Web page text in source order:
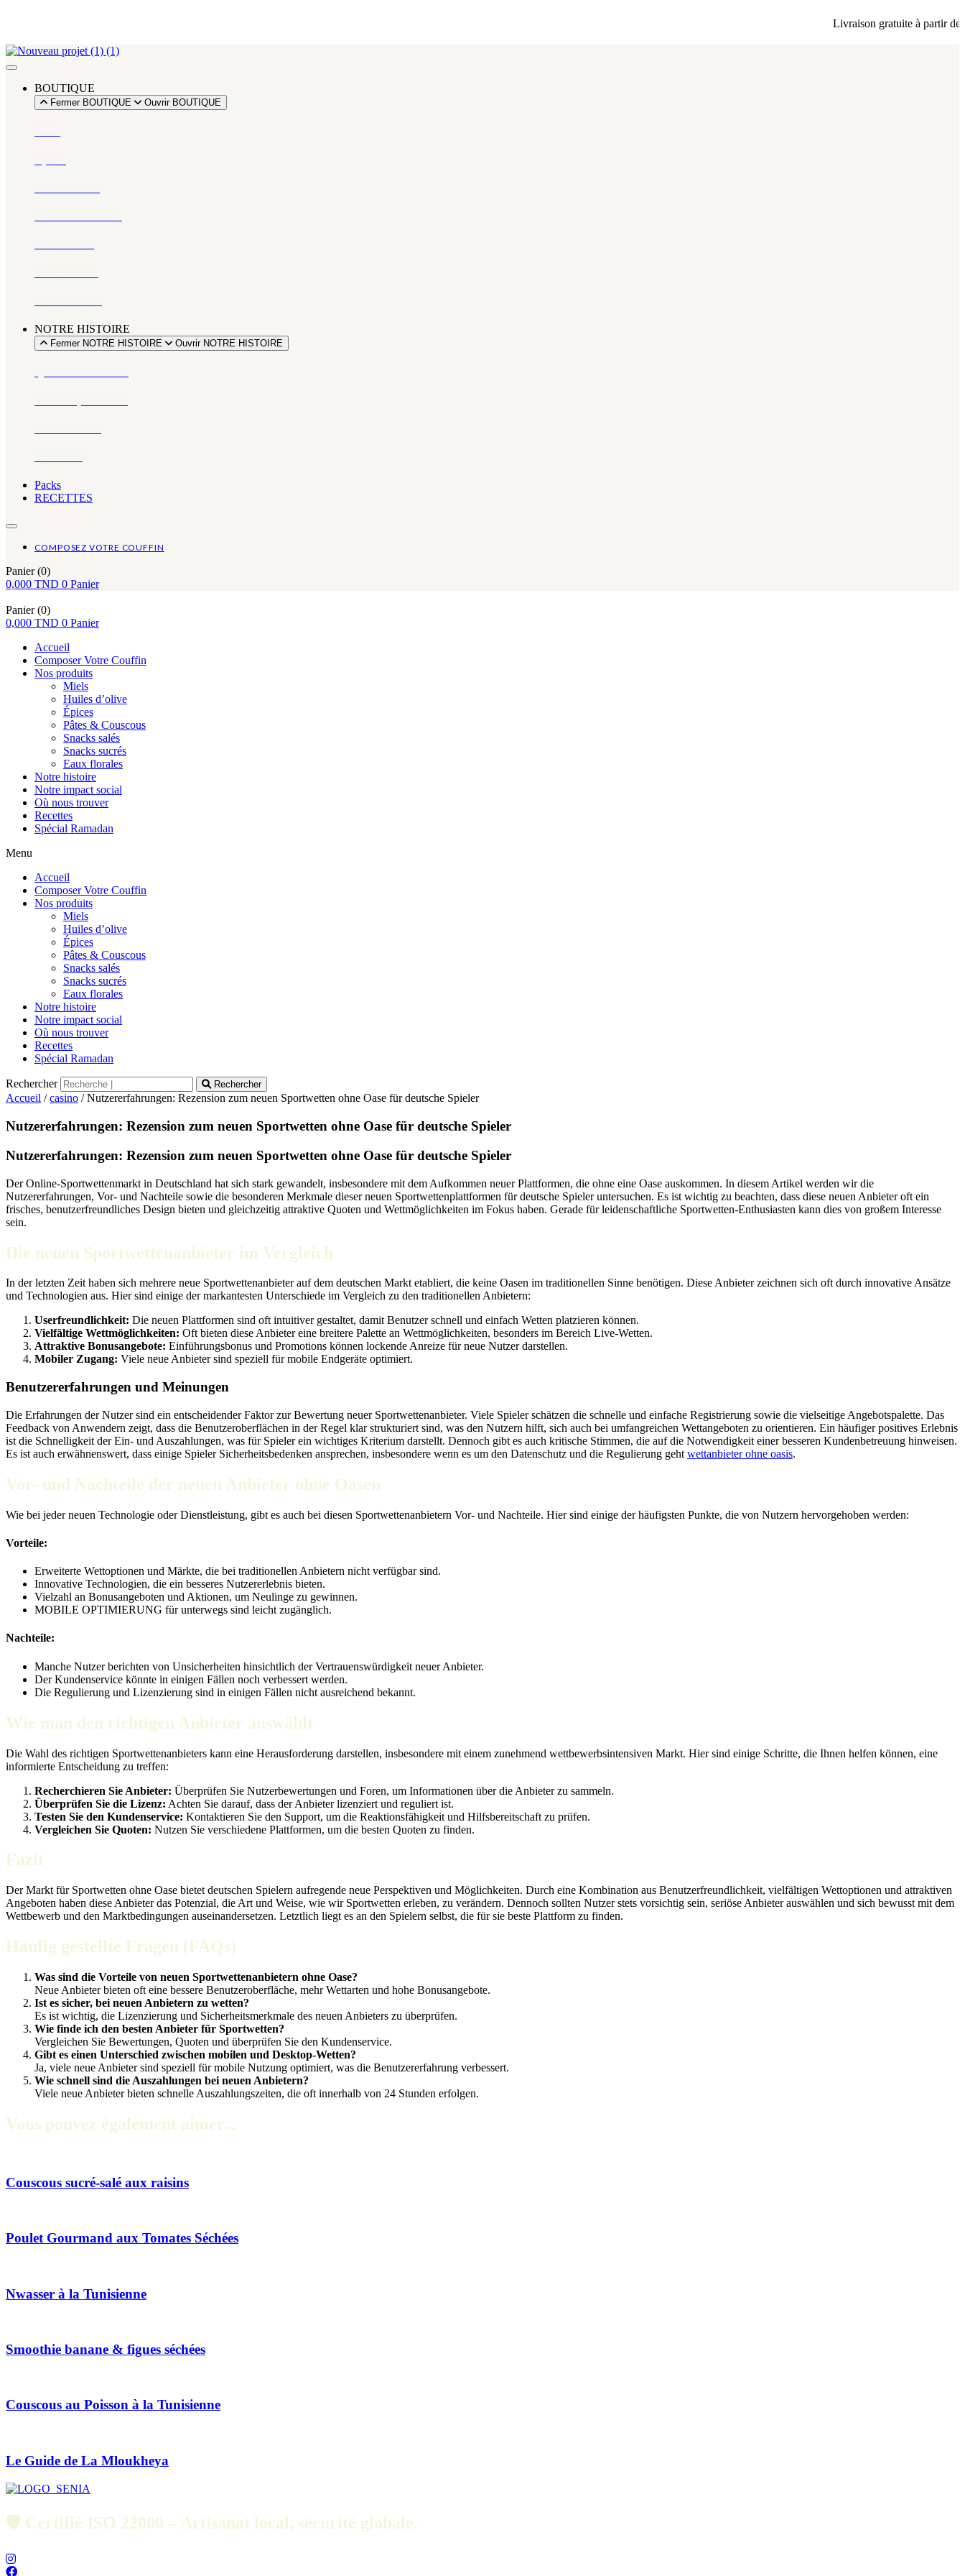
Livraison gratuite à partir de 80
BOUTIQUE
Fermer BOUTIQUE Ouvrir BOUTIQUE
NOTRE HISTOIRE
Fermer NOTRE HISTOIRE Ouvrir NOTRE HISTOIRE
Packs
RECETTES
COMPOSEZ VOTRE COUFFIN
Panier (0)
0,000 TND 0 Panier
Panier (0)
0,000 TND 0 Panier
Accueil
Composer Votre Couffin
Nos produits
Miels
Huiles d’olive
Épices
Pâtes & Couscous
Snacks salés
Snacks sucrés
Eaux florales
Notre histoire
Notre impact social
Où nous trouver
Recettes
Spécial Ramadan
Menu
Accueil
Composer Votre Couffin
Nos produits
Miels
Huiles d’olive
Épices
Pâtes & Couscous
Snacks salés
Snacks sucrés
Eaux florales
Notre histoire
Notre impact social
Où nous trouver
Recettes
Spécial Ramadan
Rechercher Rechercher
Accueil /casino / Nutzererfahrungen: Rezension zum neuen Sportwetten ohne Oase für deutsche Spieler
Nutzererfahrungen: Rezension zum neuen Sportwetten ohne Oase für deutsche Spieler
Nutzererfahrungen: Rezension zum neuen Sportwetten ohne Oase für deutsche Spieler
Der Online-Sportwettenmarkt in Deutschland hat sich stark gewandelt, insbesondere mit dem Aufkommen neuer Plattformen, die ohne eine Oase auskommen. In diesem Artikel werden wir die
Nutzererfahrungen, Vor- und Nachteile sowie die besonderen Merkmale dieser neuen Sportwettenplattformen für deutsche Spieler untersuchen. Es ist wichtig zu beachten, dass diese neuen Anbieter oft ein
frisches, benutzerfreundliches Design bieten und gleichzeitig attraktive Quoten und Wettmöglichkeiten im Fokus haben. Gerade für leidenschaftliche Sportwetten-Enthusiasten kann dies von großem Interesse
sein.
Die neuen Sportwettenanbieter im Vergleich
In der letzten Zeit haben sich mehrere neue Sportwettenanbieter auf dem deutschen Markt etabliert, die keine Oasen im traditionellen Sinne benötigen. Diese Anbieter zeichnen sich oft durch innovative Ansätze
und Technologien aus. Hier sind einige der markantesten Unterschiede im Vergleich zu den traditionellen Anbietern:
Userfreundlichkeit: Die neuen Plattformen sind oft intuitiver gestaltet, damit Benutzer schnell und einfach Wetten platzieren können.
Vielfältige Wettmöglichkeiten: Oft bieten diese Anbieter eine breitere Palette an Wettmöglichkeiten, besonders im Bereich Live-Wetten.
Attraktive Bonusangebote: Einführungsbonus und Promotions können lockende Anreize für neue Nutzer darstellen.
Mobiler Zugang: Viele neue Anbieter sind speziell für mobile Endgeräte optimiert.
Benutzererfahrungen und Meinungen
Die Erfahrungen der Nutzer sind ein entscheidender Faktor zur Bewertung neuer Sportwettenanbieter. Viele Spieler schätzen die schnelle und einfache Registrierung sowie die vielseitige Angebotspalette. Das
Feedback von Anwendern zeigt, dass die Benutzeroberflächen in der Regel klar strukturiert sind, was den Nutzern hilft, sich auch bei umfangreichen Wettangeboten zu orientieren. Ein häufiger positives Erlebnis
ist die Schnelligkeit der Ein- und Auszahlungen, was für Spieler ein wichtiges Kriterium darstellt. Dennoch gibt es auch kritische Stimmen, die auf die Notwendigkeit einer besseren Kundenbetreuung hinweisen.
Es ist auch erwähnenswert, dass einige Spieler Sicherheitsbedenken ansprechen, insbesondere wenn es um den Datenschutz und die Regulierung geht wettanbieter ohne oasis.
Vor- und Nachteile der neuen Anbieter ohne Oasen
Wie bei jeder neuen Technologie oder Dienstleistung, gibt es auch bei diesen Sportwettenanbietern Vor- und Nachteile. Hier sind einige der häufigsten Punkte, die von Nutzern hervorgehoben werden:
Vorteile:
Erweiterte Wettoptionen und Märkte, die bei traditionellen Anbietern nicht verfügbar sind.
Innovative Technologien, die ein besseres Nutzererlebnis bieten.
Vielzahl an Bonusangeboten und Aktionen, um Neulinge zu gewinnen.
MOBILE OPTIMIERUNG für unterwegs sind leicht zugänglich.
Nachteile:
Manche Nutzer berichten von Unsicherheiten hinsichtlich der Vertrauenswürdigkeit neuer Anbieter.
Der Kundenservice könnte in einigen Fällen noch verbessert werden.
Die Regulierung und Lizenzierung sind in einigen Fällen nicht ausreichend bekannt.
Wie man den richtigen Anbieter auswählt
Die Wahl des richtigen Sportwettenanbieters kann eine Herausforderung darstellen, insbesondere mit einem zunehmend wettbewerbsintensiven Markt. Hier sind einige Schritte, die Ihnen helfen können, eine
informierte Entscheidung zu treffen:
Recherchieren Sie Anbieter: Überprüfen Sie Nutzerbewertungen und Foren, um Informationen über die Anbieter zu sammeln.
Überprüfen Sie die Lizenz: Achten Sie darauf, dass der Anbieter lizenziert und reguliert ist.
Testen Sie den Kundenservice: Kontaktieren Sie den Support, um die Reaktionsfähigkeit und Hilfsbereitschaft zu prüfen.
Vergleichen Sie Quoten: Nutzen Sie verschiedene Plattformen, um die besten Quoten zu finden.
Fazit
Der Markt für Sportwetten ohne Oase bietet deutschen Spielern aufregende neue Perspektiven und Möglichkeiten. Durch eine Kombination aus Benutzerfreundlichkeit, vielfältigen Wettoptionen und attraktiven
Angeboten haben diese Anbieter das Potenzial, die Art und Weise, wie wir Sportwetten erleben, zu verändern. Dennoch sollten Nutzer stets vorsichtig sein, seriöse Anbieter auswählen und sich bewusst mit dem
Wettbewerb und den Marktbedingungen auseinandersetzen. Letztlich liegt es an den Spielern selbst, die für sie beste Plattform zu finden.
Häufig gestellte Fragen (FAQs)
Was sind die Vorteile von neuen Sportwettenanbietern ohne Oase?
Neue Anbieter bieten oft eine bessere Benutzeroberfläche, mehr Wettarten und hohe Bonusangebote.
Ist es sicher, bei neuen Anbietern zu wetten?
Es ist wichtig, die Lizenzierung und Sicherheitsmerkmale des neuen Anbieters zu überprüfen.
Wie finde ich den besten Anbieter für Sportwetten?
Vergleichen Sie Bewertungen, Quoten und überprüfen Sie den Kundenservice.
Gibt es einen Unterschied zwischen mobilen und Desktop-Wetten?
Ja, viele neue Anbieter sind speziell für mobile Nutzung optimiert, was die Benutzererfahrung verbessert.
Wie schnell sind die Auszahlungen bei neuen Anbietern?
Viele neue Anbieter bieten schnelle Auszahlungszeiten, die oft innerhalb von 24 Stunden erfolgen.
Vous pouvez également aimer...
Couscous sucré-salé aux raisins
Poulet Gourmand aux Tomates Séchées
Nwasser à la Tunisienne
Smoothie banane & figues séchées
Couscous au Poisson à la Tunisienne
Le Guide de La Mloukheya
🛡️ Certifié ISO 22000 – Artisanat local, sécurité globale.